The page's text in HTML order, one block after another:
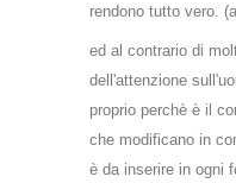
rendono tutto vero.
ed al contrario di
dell'attenzione
proprio perchè è il
che modificano in
è da inserire in ogni